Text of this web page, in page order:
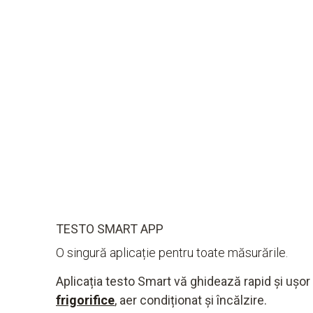
TESTO SMART APP
O singură aplicație pentru toate măsurările.
Aplicația testo Smart vă ghidează rapid și
frigorifice, aer condiționat și încălzire.